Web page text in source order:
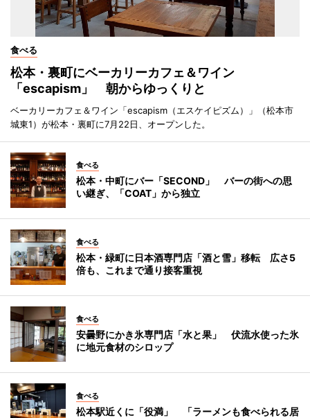
食べる
松本・裏町にベーカリーカフェ＆ワイン
「escapism」 朝からゆっくりと
ベーカリーカフェ＆ワイン「escapism（エスケイピズム）」（松本市
城東1）が松本・裏町に7月22日、オープンした。
食べる
松本・中町にバー「SECOND」 バーの街への思
い継ぎ、「COAT」から独立
食べる
松本・緑町に日本酒専門店「酒と雪」移転 広さ5
倍も、これまで通り接客重視
食べる
安曇野にかき氷専門店「水と果」 伏流水使った氷
に地元食材のシロップ
食べる
松本駅近くに「役満」 「ラーメンも食べられる居